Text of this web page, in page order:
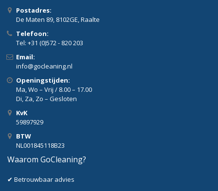
Postadres:
De Maten 89, 8102GE, Raalte
Telefoon:
Tel: +31 (0)572 - 820 203
Email:
info@gocleaning.nl
Openingstijden:
Ma, Wo – Vrij / 8.00 – 17.00
Di, Za, Zo – Gesloten
KvK
59897929
BTW
NL001845118B23
Waarom GoCleaning?
✔ Betrouwbaar advies